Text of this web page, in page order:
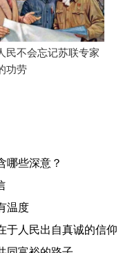
民不会忘记苏联专家
功劳
哪些深意？
温度
于人民出自真诚的信仰